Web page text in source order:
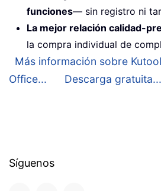
funciones— sin registro ni
La mejor relación calidad-
la compra individual de
Más información sobre
Office...
Descarga gratuita...
Síguenos